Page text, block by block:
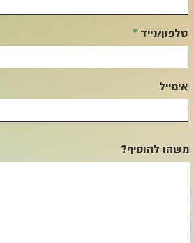
טלפון/נייד
אימייל
משהו להוסיף?